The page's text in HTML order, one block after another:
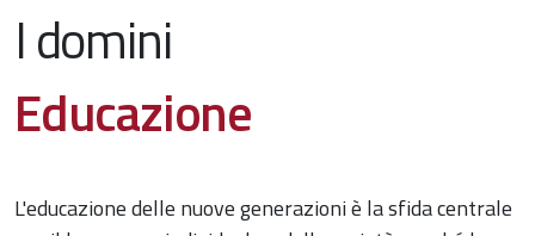
I domini
Educazione
L'educazione delle nuove generazioni è la sfida centrale